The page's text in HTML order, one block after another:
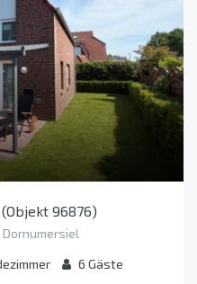
96876)
Dornumersiel
6 Gäste